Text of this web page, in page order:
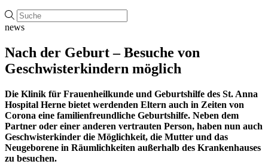
news
Nach der Geburt – Besuche von
Geschwisterkindern möglich
Die Klinik für Frauenheilkunde und Geburtshilfe des St. Anna
Hospital Herne bietet werdenden Eltern auch in Zeiten von
Corona eine familienfreundliche Geburtshilfe. Neben dem
Partner oder einer anderen vertrauten Person, haben nun auch
Geschwisterkinder die Möglichkeit, die Mutter und das
Neugeborene in Räumlichkeiten außerhalb des Krankenhauses
zu besuchen.